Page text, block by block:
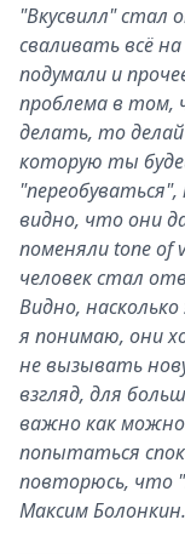
"Вкусвилл" стал
сваливать всё
подумали и
проблема в
делать, то
которую ты
видно, что они
поменяли tone of
человек стал
Видно,
я понимаю, они
не вызывать
взгляд, для
важно как
попытаться
повторюсь, что
Максим Болонкин.